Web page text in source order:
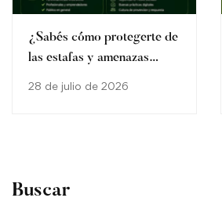
¿Sabés cómo protegerte de
las estafas y amenazas
28 de julio de 2026
Buscar